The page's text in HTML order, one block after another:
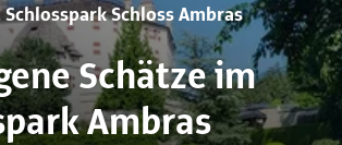
Schloss Ambras
Schätze im
Ambras